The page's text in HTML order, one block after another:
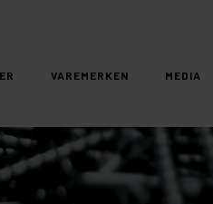
VAREMERKEN MEDIA